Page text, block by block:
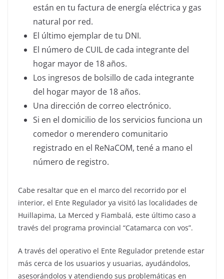
están en tu factura de energía eléctrica y gas
natural por red.
El último ejemplar de tu DNI.
El número de CUIL de cada integrante del
hogar mayor de 18 años.
Los ingresos de bolsillo de cada integrante
del hogar mayor de 18 años.
Una dirección de correo electrónico.
Si en el domicilio de los servicios funciona un
comedor o merendero comunitario
registrado en el ReNaCOM, tené a mano el
número de registro.
Cabe resaltar que en el marco del recorrido por el
interior, el Ente Regulador ya visitó las localidades de
Huillapima, La Merced y Fiambalá, este último caso a
través del programa provincial “Catamarca con vos”.
A través del operativo el Ente Regulador pretende estar
más cerca de los usuarios y usuarias, ayudándolos,
asesorándolos y atendiendo sus problemáticas en